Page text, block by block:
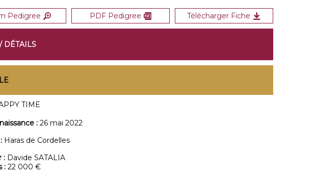
Pedigree PDF Pedigree Télécharger Fiche
DÉTAILS
TIME
: 26 mai 2022
Haras de Cordelles
: Davide SATALIA
: 22 000 €